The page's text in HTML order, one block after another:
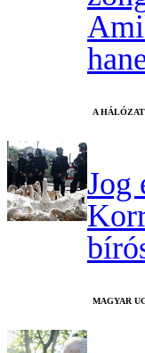
A HÁLÓZAT
Jog
MAGYAR